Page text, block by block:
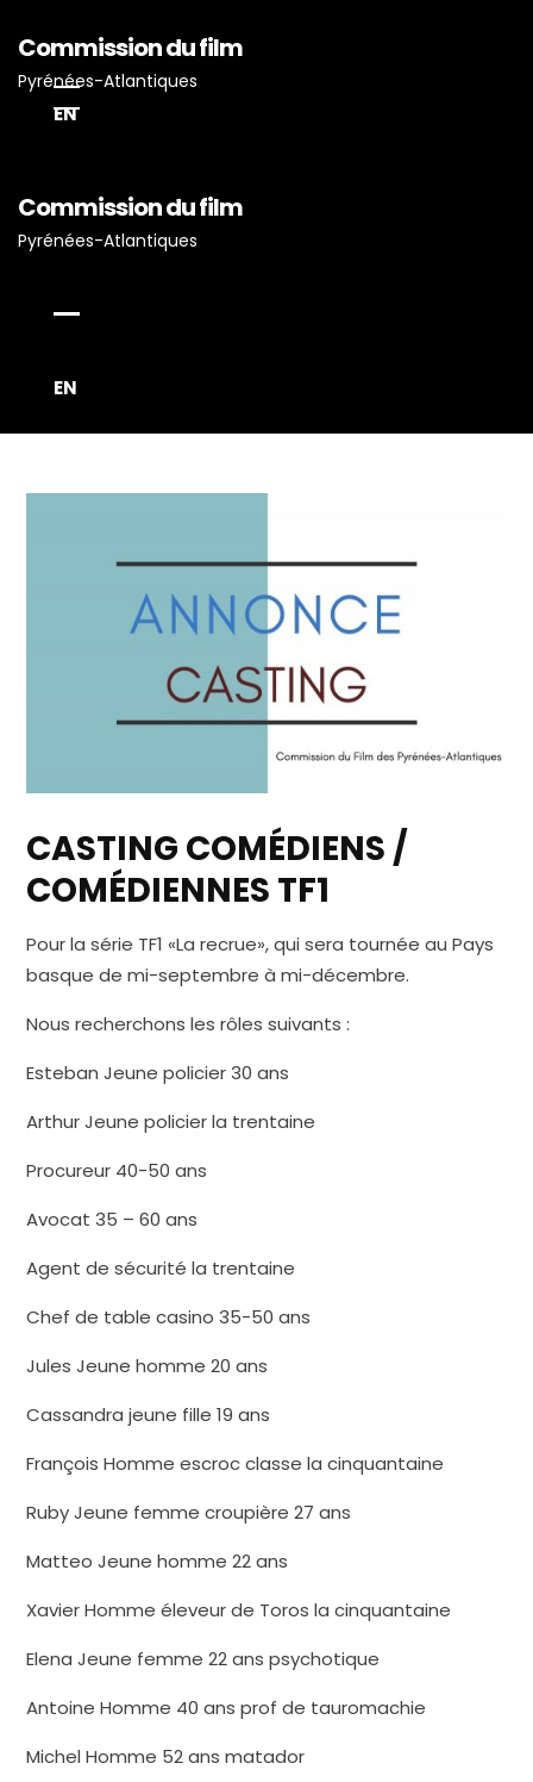
Commission du film
Pyrénées-Atlantiques
EN
Commission du film
Pyrénées-Atlantiques
EN
Vous Avez Un Projet De
CASTING COMÉDIENS /
COMÉDIENNES TF1
Pour la série TF1 «La recrue», qui sera tournée au Pays
basque de mi-septembre à mi-décembre.
Nous recherchons les rôles suivants :
Esteban Jeune policier 30 ans
Arthur Jeune policier la trentaine
Procureur 40-50 ans
Avocat 35 – 60 ans
Agent de sécurité la trentaine
Chef de table casino 35-50 ans
Jules Jeune homme 20 ans
Cassandra jeune fille 19 ans
François Homme escroc classe la cinquantaine
Ruby Jeune femme croupière 27 ans
Matteo Jeune homme 22 ans
Xavier Homme éleveur de Toros la cinquantaine
Elena Jeune femme 22 ans psychotique
Antoine Homme 40 ans prof de tauromachie
Michel Homme 52 ans matador